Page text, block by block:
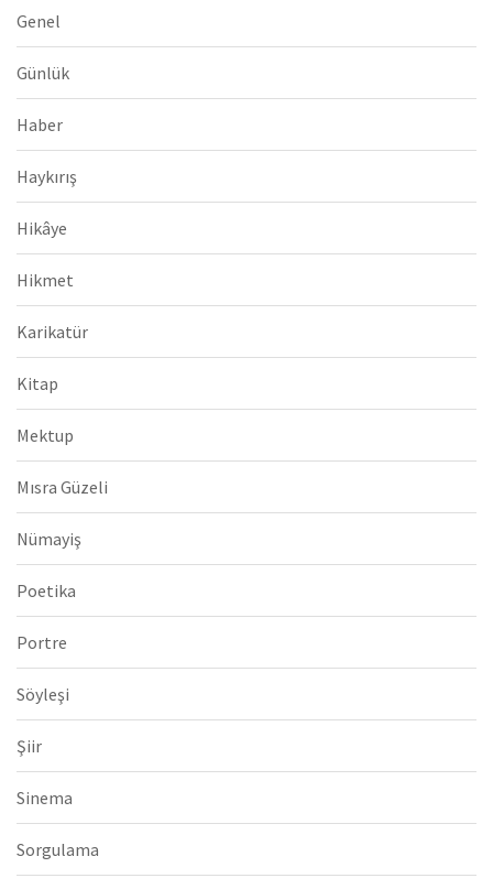
Genel
Günlük
Haber
Haykırış
Hikâye
Hikmet
Karikatür
Kitap
Mektup
Mısra Güzeli
Nümayiş
Poetika
Portre
Söyleşi
Şiir
Sinema
Sorgulama